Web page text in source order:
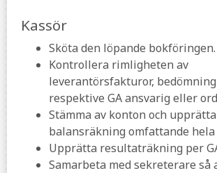
Kassör
Sköta den löpande bokföringen.
Kontrollera rimligheten av
leverantörsfakturor,
respektive GA ansvarig eller
Stämma av konton och
balansräkning omfattande
Upprätta resultaträkning per
Samarbeta med sekreterare så